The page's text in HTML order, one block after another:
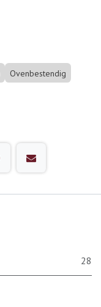
Ovenbestendig
28